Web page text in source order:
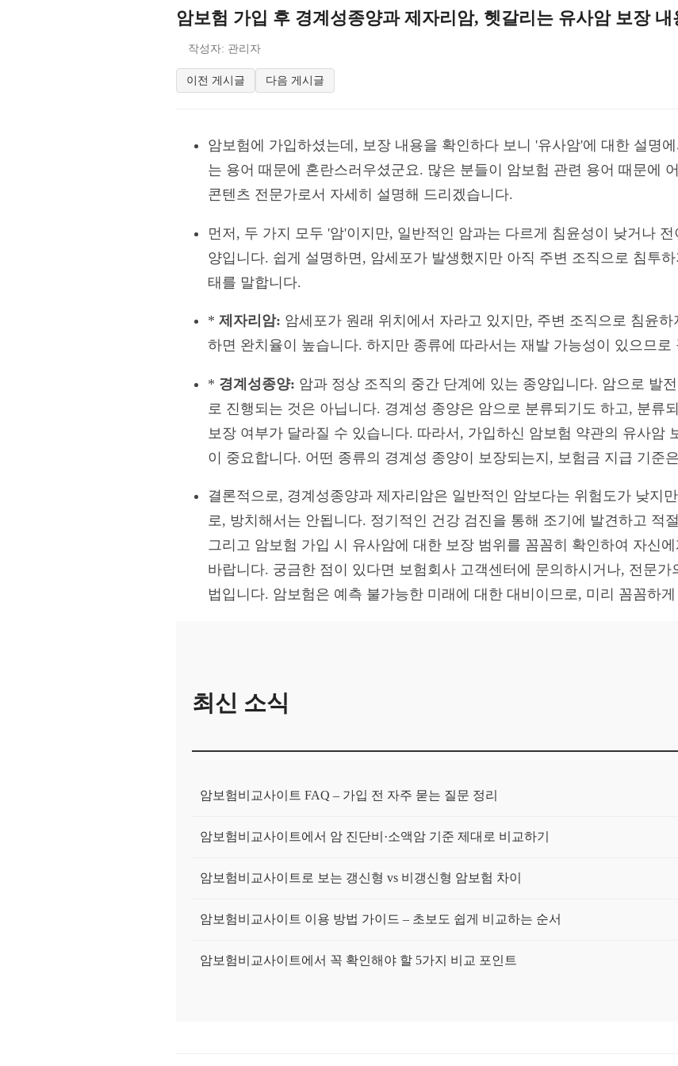
암보험 가입 후 경계성종양과 제자리암, 헷갈리는 유사암 보장
작성자: 관리자
이전 게시글 다음 게시글
암보험에 가입하셨는데, 보장 내용을 확인하다 보니 '유사암'에 대한 설명
는 용어 때문에 혼란스러우셨군요. 많은 분들이 암보험 관련 용어 때문에
콘텐츠 전문가로서 자세히 설명해 드리겠습니다.
먼저, 두 가지 모두 '암'이지만, 일반적인 암과는 다르게 침윤성이 낮거나
양입니다. 쉽게 설명하면, 암세포가 발생했지만 아직 주변 조직으로 침투
태를 말합니다.
* 제자리암: 암세포가 원래 위치에서 자라고 있지만, 주변 조직으로 침윤
하면 완치율이 높습니다. 하지만 종류에 따라서는 재발 가능성이 있으므
* 경계성종양: 암과 정상 조직의 중간 단계에 있는 종양입니다. 암으로 발
로 진행되는 것은 아닙니다. 경계성 종양은 암으로 분류되기도 하고, 분류
보장 여부가 달라질 수 있습니다. 따라서, 가입하신 암보험 약관의 유사암
이 중요합니다. 어떤 종류의 경계성 종양이 보장되는지, 보험금 지급 기준
결론적으로, 경계성종양과 제자리암은 일반적인 암보다는 위험도가 낮지
로, 방치해서는 안됩니다. 정기적인 건강 검진을 통해 조기에 발견하고 적
그리고 암보험 가입 시 유사암에 대한 보장 범위를 꼼꼼히 확인하여 자신
바랍니다. 궁금한 점이 있다면 보험회사 고객센터에 문의하시거나, 전문
법입니다. 암보험은 예측 불가능한 미래에 대한 대비이므로, 미리 꼼꼼하
최신 소식
암보험비교사이트 FAQ – 가입 전 자주 묻는 질문 정리
암보험비교사이트에서 암 진단비·소액암 기준 제대로 비교하기
암보험비교사이트로 보는 갱신형 vs 비갱신형 암보험 차이
암보험비교사이트 이용 방법 가이드 – 초보도 쉽게 비교하는 순서
암보험비교사이트에서 꼭 확인해야 할 5가지 비교 포인트